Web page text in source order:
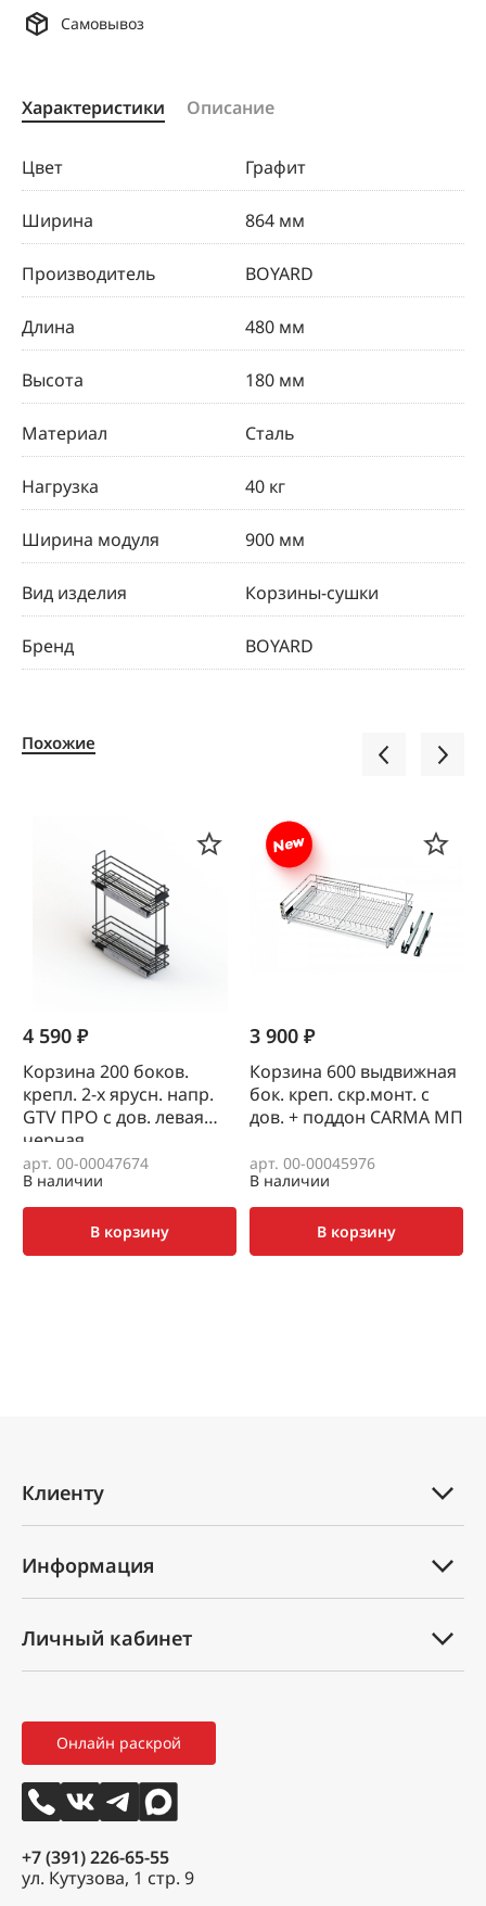
Самовывоз
Характеристики Описание
Цвет Графит
Ширина 864 мм
Производитель BOYARD
Длина 480 мм
Высота 180 мм
Материал Сталь
Нагрузка 40 кг
Ширина модуля 900 мм
Вид изделия Корзины-сушки
Бренд BOYARD
Похожие
4 590 ₽
Корзина 200 боков.
крепл. 2-х ярусн. напр.
GTV ПРО с дов. левая
черная
арт. 00-00047674
В наличии
В корзину
3 900 ₽
Корзина 600 выдвижная
бок. креп. скр.монт. с
дов. + поддон CARMA МП
арт. 00-00045976
В наличии
В корзину
Клиенту
Услуги
Партнеры
3D тур
Информация
Оплата и доставка
Как оформить заказ
Вакансии
Контакты
Личный кабинет
Мои заказы
Избранное
Онлайн раскрой
+7 (391) 226-65-55
ул. Кутузова, 1 стр. 9